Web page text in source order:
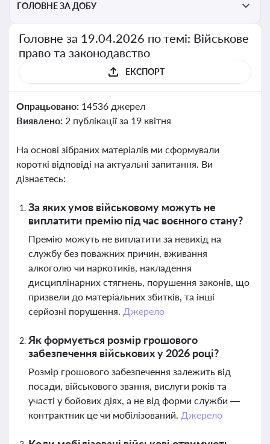
ГОЛОВНЕ ЗА ДОБУ
Головне за 19.04.2026 по темі: Військове
право та законодавство
ЕКСПОРТ
Опрацьовано: 14536 джерел
Виявлено: 2 публікації за 19 квітня
На основі зібраних матеріалів ми сформували
короткі відповіді на актуальні запитання. Ви
дізнаєтесь:
За яких умов військовому можуть не
виплатити премію під час воєнного стану?
Премію можуть не виплатити за невихід на
службу без поважних причин, вживання
алкоголю чи наркотиків, накладення
дисциплінарних стягнень, порушення законів, що
призвели до матеріальних збитків, та інші
серйозні порушення. Джерело
Як формується розмір грошового
забезпечення військових у 2026 році?
Розмір грошового забезпечення залежить від
посади, військового звання, вислуги років та
участі у бойових діях, а не від форми служби —
контрактник це чи мобілізований. Джерело